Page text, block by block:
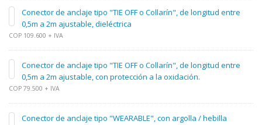
Conector de anclaje tipo "TIE OFF o Collarín", de longitud entre
0,5m a 2m ajustable, dieléctrica
COP 109.600 + IVA
Conector de anclaje tipo "TIE OFF o Collarín", de longitud entre
0,5m a 2m ajustable, con protección a la oxidación.
COP 79.500 + IVA
Conector de anclaje tipo "WEARABLE", con argolla / hebilla